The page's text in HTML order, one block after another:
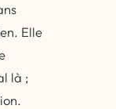
Elle
là ;